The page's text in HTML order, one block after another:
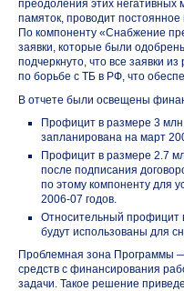
преодоления этих негативных
памяток, проводит
По компоненту «Снабжение
заявки, которые были
подчеркнуто, что все заявки
по борьбе с ТБ в РФ, что
В отчете были освещены
Профицит в размере 3
запланирована на март
Профицит в размере 2.7
после подписания
по этому компоненту для
2006-07 годов.
Относительный профицит
будут использованы для
Проблемная зона Программы
средств с финансирования
задачи. Такое решение